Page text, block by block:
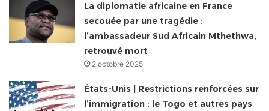
La diplomatie africaine en France
secouée par une tragédie :
l’ambassadeur Sud Africain Mthethwa,
retrouvé mort
2 octobre 2025
États-Unis | Restrictions renforcées sur
l’immigration : le Togo et autres pays